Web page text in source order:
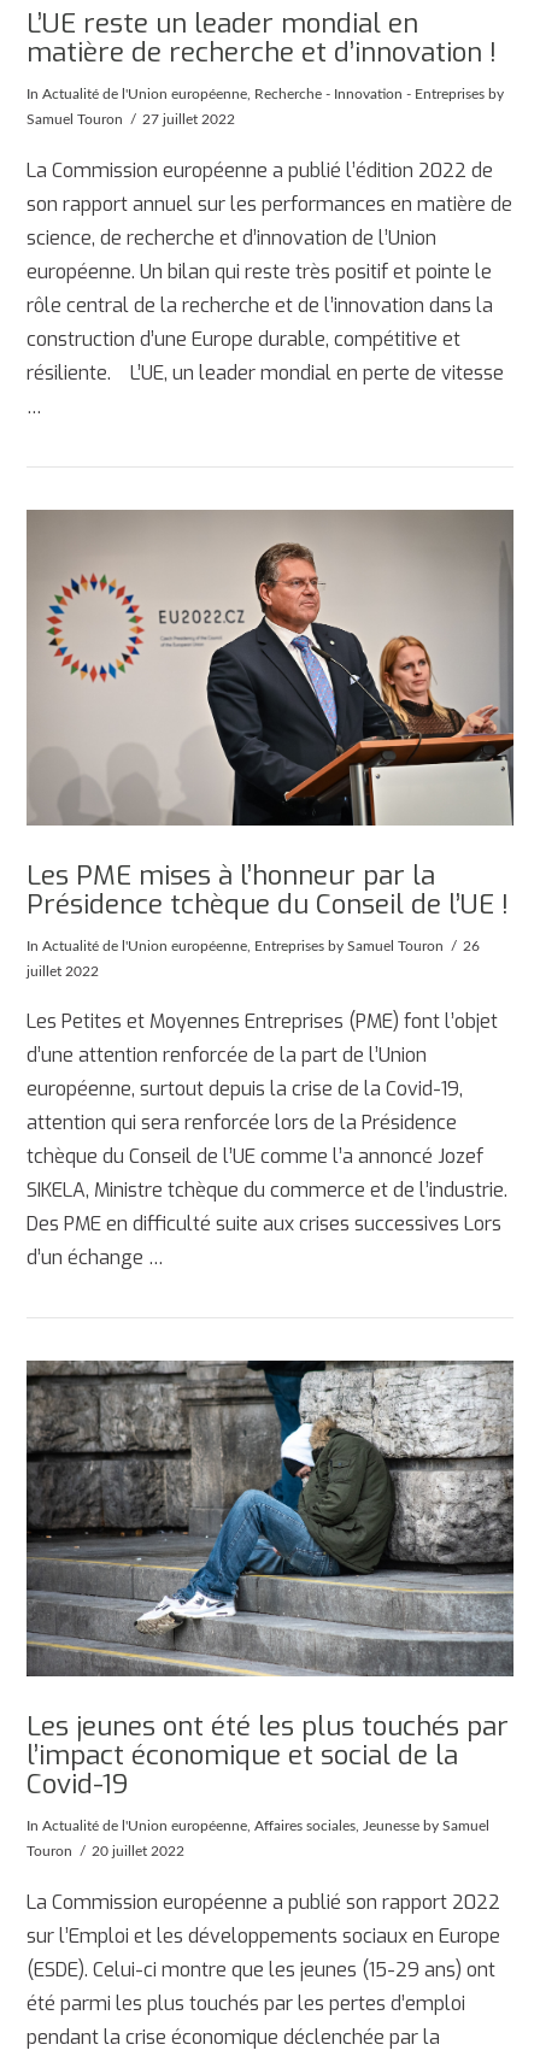
L’UE reste un leader mondial en
matière de recherche et d’innovation !
InActualité de l'Union européenne Recherche - Innovation - Entreprises by
Samuel Touron
27 juillet 2022
La Commission européenne a publié l’édition 2022 de
son rapport annuel sur les performances en matière de
science, de recherche et d’innovation de l’Union
européenne. Un bilan qui reste très positif et pointe le
rôle central de la recherche et de l’innovation dans la
construction d’une Europe durable, compétitive et
résiliente. L’UE, un leader mondial en perte de vitesse
…
Les PME mises à l’honneur par la
Présidence tchèque du Conseil de l’UE !
InActualité de l'Union européenne Entreprises by Samuel Touron
26
juillet 2022
Les Petites et Moyennes Entreprises (PME) font l’objet
d’une attention renforcée de la part de l’Union
européenne, surtout depuis la crise de la Covid-19,
attention qui sera renforcée lors de la Présidence
tchèque du Conseil de l’UE comme l’a annoncé Jozef
SIKELA, Ministre tchèque du commerce et de l’industrie.
Des PME en difficulté suite aux crises successives Lors
d’un échange …
Les jeunes ont été les plus touchés par
l’impact économique et social de la
Covid-19
InActualité de l'Union européenne ,Affaires sociales Jeunesse by Samuel
Touron
20 juillet 2022
La Commission européenne a publié son rapport 2022
sur l’Emploi et les développements sociaux en Europe
(ESDE). Celui-ci montre que les jeunes (15-29 ans) ont
été parmi les plus touchés par les pertes d’emploi
pendant la crise économique déclenchée par la